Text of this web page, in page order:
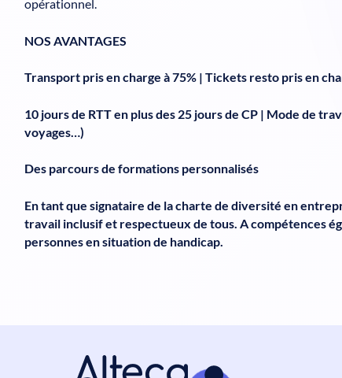
opérationnel.
NOS AVANTAGES
Transport pris en charge à 75% | Tickets resto pris en
10 jours de RTT en plus des 25 jours de CP | Mode de
voyages…)
Des parcours de formations personnalisés
En tant que signataire de la charte de diversité en
travail inclusif et respectueux de tous. A compétences
personnes en situation de handicap.